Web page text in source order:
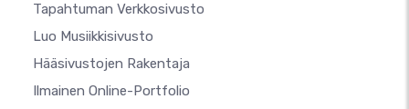
Tapahtuman Verkkosivusto
Luo Musiikkisivusto
Hääsivustojen Rakentaja
Ilmainen Online-Portfolio